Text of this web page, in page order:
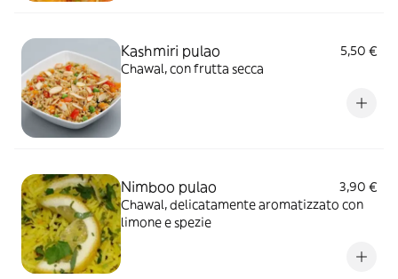
Kashmiri pulao
5,50 €
Chawal, con frutta secca
Nimboo pulao
3,90 €
Chawal, delicatamente aromatizzato con
limone e spezie